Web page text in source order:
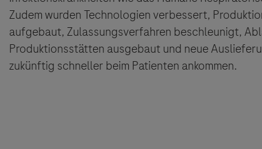
Zudem wurden Technologien verbessert,
aufgebaut, Zulassungsverfahren beschleunigt,
Produktionsstätten ausgebaut und neue
zukünftig schneller beim Patienten ankommen.